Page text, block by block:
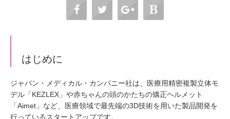
はじめに
ジャパン・メディカル・カンパニー社は、医療用精密複製立体モ
デル「KEZLEX」や赤ちゃんの頭のかたちの矯正ヘルメット
「Aimet」など、医療領域で最先端の3D技術を用いた製品開発を
行っているスタートアップです。